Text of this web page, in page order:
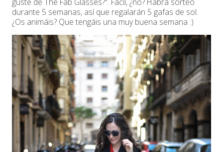
durante 5 semanas, así que regalarán 5 gafas de sol.
¿Os animáis? Que tengáis una muy buena semana :)